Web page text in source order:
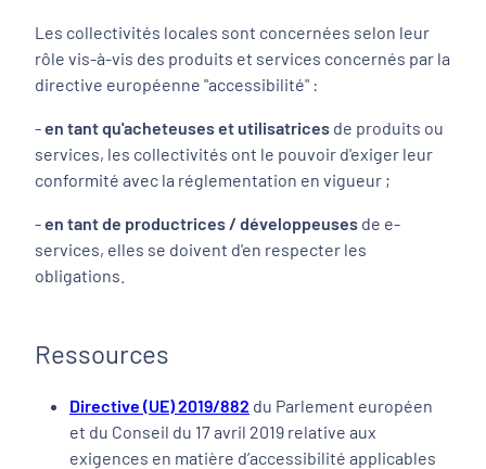
Les collectivités locales sont concernées selon leur
rôle vis-à-vis des produits et services concernés par la
directive européenne "accessibilité" :
-en tant qu'acheteuses et utilisatrices de produits ou
services, les collectivités ont le pouvoir d'exiger leur
conformité avec la réglementation en vigueur ;
-en tant de productrices / développeuses de e-
services, elles se doivent d'en respecter les
obligations.
Ressources
Directive (UE) 2019/882 du Parlement européen
et du Conseil du 17 avril 2019 relative aux
exigences en matière d’accessibilité applicables